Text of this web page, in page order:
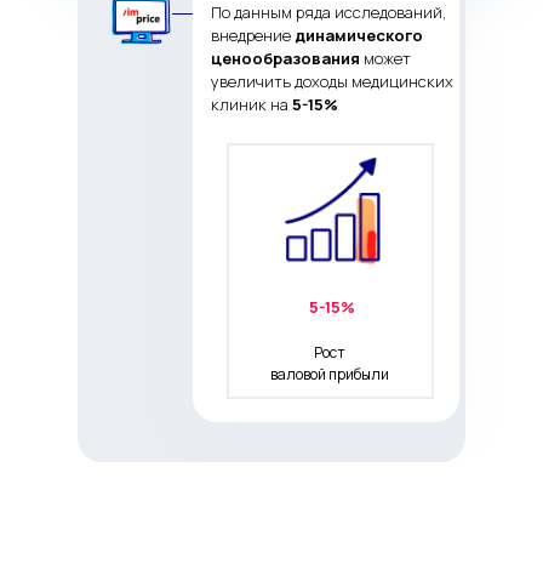
По данным ряда исследований,
внедрение динамического
ценообразования может
увеличить доходы медицинских
клиник на 5-15%
Рост
валовой прибыли
5-15%